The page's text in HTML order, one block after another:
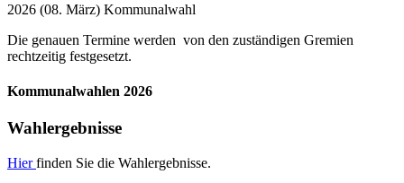
2026 (08. März) Kommunalwahl
Die genauen Termine werden von den zuständigen Gremien
rechtzeitig festgesetzt.
Kommunalwahlen 2026
Wahlergebnisse
Hierfinden Sie die Wahlergebnisse.